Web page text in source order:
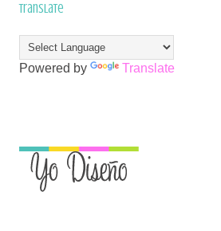
Translate
Powered by Translate